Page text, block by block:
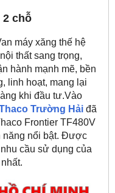
2 chỗ
máy xăng thế hệ
thất sang trọng,
hành mạnh mẽ, bền
linh hoạt, mang lại
khi đầu tư.Vào
Trường Hải đã
Frontier TF480V
năng nổi bật. Được
cầu sử dụng của